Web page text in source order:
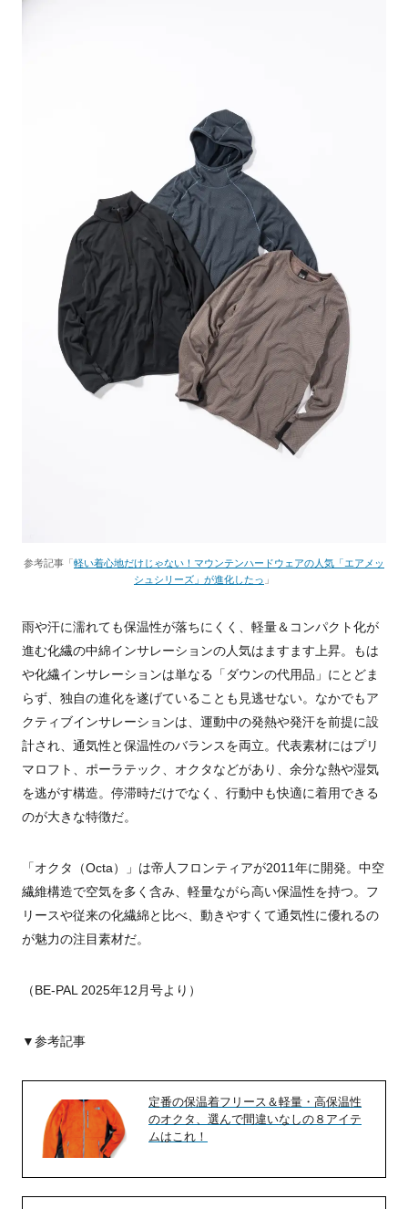
参考記事「軽い着心地だけじゃない！マウンテンハードウェアの人気「エアメッ
シュシリーズ」が進化したっ 」
雨や汗に濡れても保温性が落ちにくく、軽量＆コンパクト化が
進む化繊の中綿インサレーションの人気はますます上昇。もは
や化繊インサレーションは単なる「ダウンの代用品」にとどま
らず、独自の進化を遂げていることも見逃せない。なかでもア
クティブインサレーションは、運動中の発熱や発汗を前提に設
計され、通気性と保温性のバランスを両立。代表素材にはプリ
マロフト、ポーラテック、オクタなどがあり、余分な熱や湿気
を逃がす構造。停滞時だけでなく、行動中も快適に着用できる
のが大きな特徴だ。
「オクタ（Octa）」は帝人フロンティアが2011年に開発。中空
繊維構造で空気を多く含み、軽量ながら高い保温性を持つ。フ
リースや従来の化繊綿と比べ、動きやすくて通気性に優れるの
が魅力の注目素材だ。
（BE-PAL 2025年12月号より）
▼参考記事
定番の保温着フリース＆軽量・高保温性
のオクタ、選んで間違いなしの８アイテ
ムはこれ！